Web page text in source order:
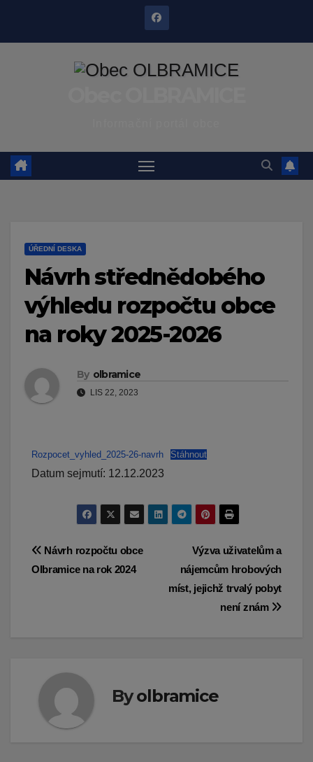
ÚŘEDNÍ DESKA
Návrh střednědobého
výhledu rozpočtu obce
na roky 2025-2026
By olbramice
LIS 22, 2023
Rozpocet_vyhled_2025-26-navrh Stáhnout
Datum sejmutí: 12.12.2023
Navigace
Výzva uživatelům a
nájemcům hrobových
míst, jejichž trvalý pobyt
není znám
Návrh rozpočtu obce
Olbramice na rok 2024
Byolbramice